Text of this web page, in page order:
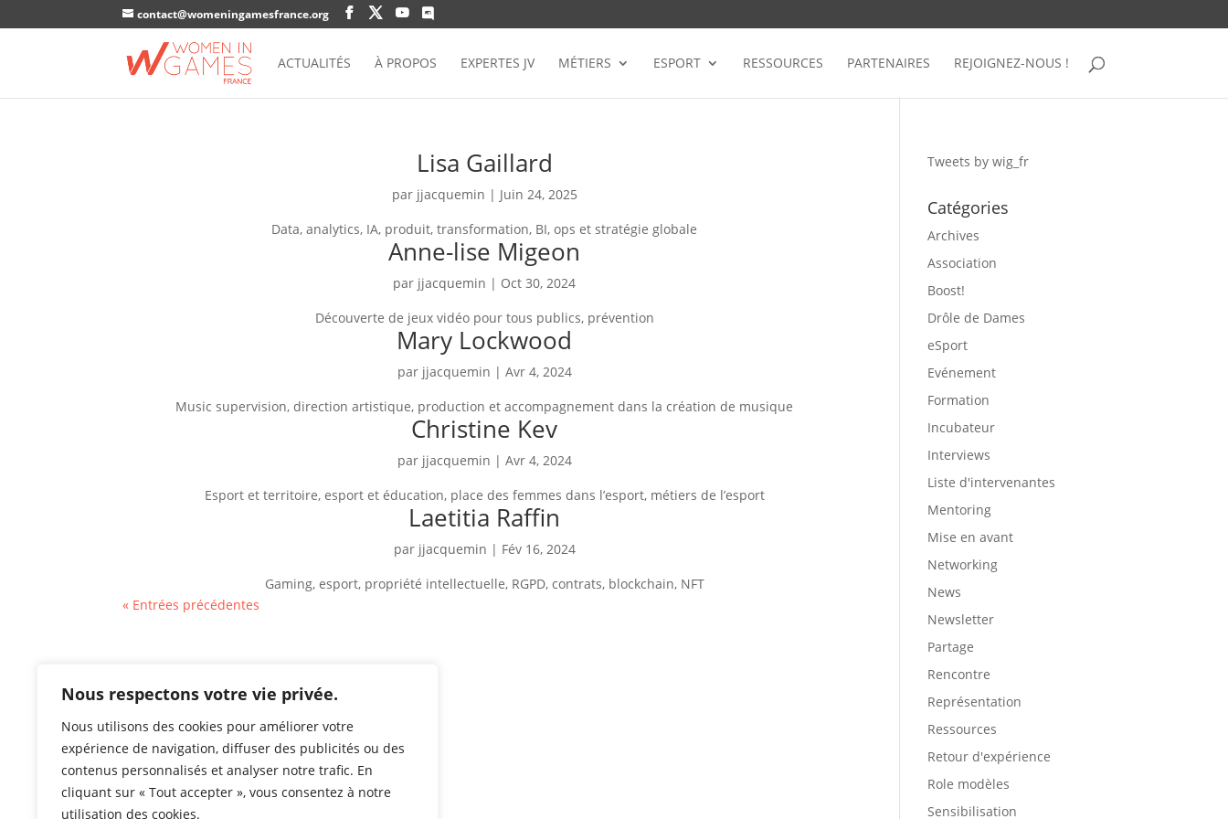
Nous respectons votre vie privée.
Nous utilisons des cookies pour améliorer votre
expérience de navigation, diffuser des publicités ou des
contenus personnalisés et analyser notre trafic. En
cliquant sur « Tout accepter », vous consentez à notre
utilisation des cookies.
contact@womeningamesfrance.org
ACTUALITÉS À PROPOS EXPERTES JV MÉTIERS ESPORT RESSOURCES PARTENAIRES REJOIGNEZ-NOUS !
Lisa Gaillard
par jjacquemin | Juin 24, 2025
Data, analytics, IA, produit, transformation, BI, ops et stratégie globale
Anne-lise Migeon
par jjacquemin | Oct 30, 2024
Découverte de jeux vidéo pour tous publics, prévention
Mary Lockwood
par jjacquemin | Avr 4, 2024
Music supervision, direction artistique, production et accompagnement dans la création de musique
Christine Kev
par jjacquemin | Avr 4, 2024
Esport et territoire, esport et éducation, place des femmes dans l’esport, métiers de l’esport
Laetitia Raffin
par jjacquemin | Fév 16, 2024
Gaming, esport, propriété intellectuelle, RGPD, contrats, blockchain, NFT
« Entrées précédentes
Tweets by wig_fr
Catégories
Archives
Association
Boost!
Drôle de Dames
eSport
Evénement
Formation
Incubateur
Interviews
Liste d'intervenantes
Mentoring
Mise en avant
Networking
News
Newsletter
Partage
Rencontre
Représentation
Ressources
Retour d'expérience
Role modèles
Sensibilisation